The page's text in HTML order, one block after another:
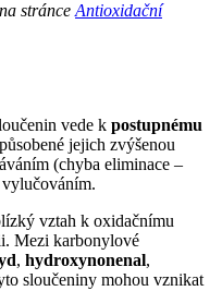
stránceAntioxidační
vede k postupnému
jejich zvýšenou
(chyba eliminace –
vylučováním.
vztah k oxidačnímu
Mezi karbonylové
, hydroxynonenal,
sloučeniny mohou vznikat